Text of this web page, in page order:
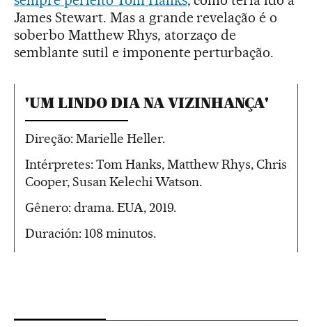
James Stewart. Mas a grande revelação é o
soberbo Matthew Rhys, atorzaço de
semblante sutil e imponente perturbação.
'UM LINDO DIA NA VIZINHANÇA'
Direção: Marielle Heller.
Intérpretes: Tom Hanks, Matthew Rhys, Chris
Cooper, Susan Kelechi Watson.
Gênero: drama. EUA, 2019.
Duración: 108 minutos.